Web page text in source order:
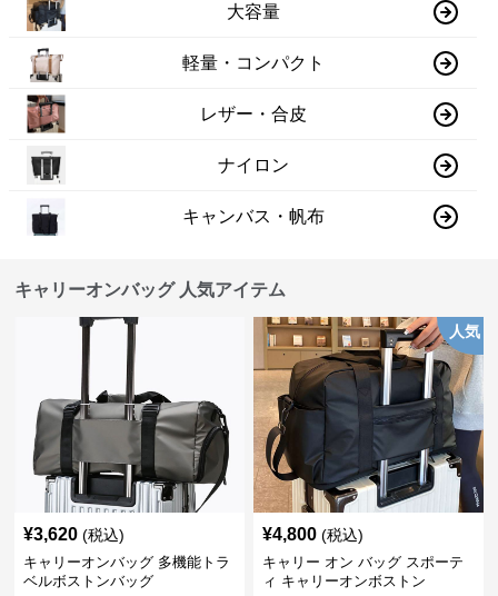
大容量
軽量・コンパクト
レザー・合皮
ナイロン
キャンバス・帆布
キャリーオンバッグ 人気アイテム
¥3,620 (税込)
キャリーオンバッグ 多機能トラ
ベルボストンバッグ
人気
¥4,800 (税込)
キャリー オン バッグ スポーテ
ィ キャリーオンボストン